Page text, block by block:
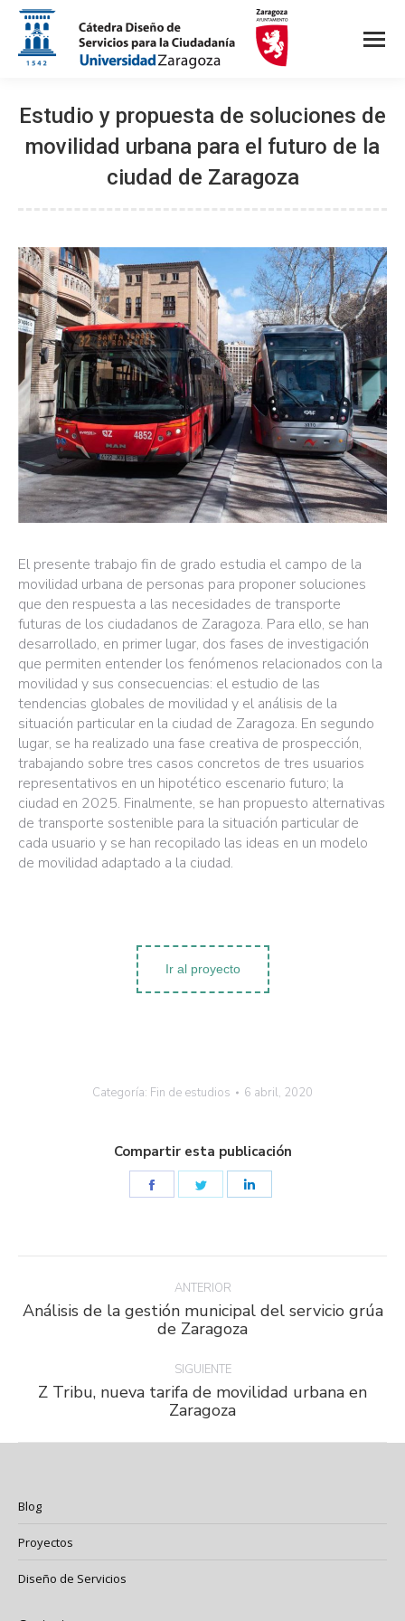
Estudio y propuesta de soluciones de
movilidad urbana para el futuro de la
ciudad de Zaragoza
El presente trabajo fin de grado estudia el campo de la
movilidad urbana de personas para proponer soluciones
que den respuesta a las necesidades de transporte
futuras de los ciudadanos de Zaragoza. Para ello, se han
desarrollado, en primer lugar, dos fases de investigación
que permiten entender los fenómenos relacionados con la
movilidad y sus consecuencias: el estudio de las
tendencias globales de movilidad y el análisis de la
situación particular en la ciudad de Zaragoza. En segundo
lugar, se ha realizado una fase creativa de prospección,
trabajando sobre tres casos concretos de tres usuarios
representativos en un hipotético escenario futuro; la
ciudad en 2025. Finalmente, se han propuesto alternativas
de transporte sostenible para la situación particular de
cada usuario y se han recopilado las ideas en un modelo
de movilidad adaptado a la ciudad.
Ir al proyecto
Categoría: Fin de estudios 6 abril, 2020
Compartir esta publicación
entre
proyectos
ANTERIOR
Proyecto
anterior
Análisis de la gestión municipal del servicio grúa
de Zaragoza
SIGUIENTE
Proyecto
siguiente
Z Tribu, nueva tarifa de movilidad urbana en
Zaragoza
Blog
Proyectos
Diseño de Servicios